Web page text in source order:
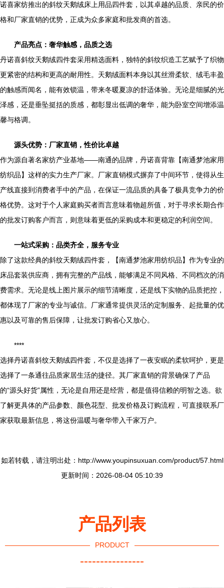
诺喜家纺推出的斜纹天鹅绒床上用品四件套，以其卓越的品质、亲民的价
格和厂家直销的优势，正成为众多家庭和批发商的首选。
产品亮点：奢华触感，品质之选
丹诺喜斜纹天鹅绒四件套采用精选面料，独特的斜纹织造工艺赋予了织物
更紧密的结构和更高的耐用性。天鹅绒面料本身以其丝滑柔软、绒毛丰盈
的触感而闻名，能有效锁温，带来冬暖夏凉的舒适体验。无论是细腻的光
泽感，还是垂坠挺括的质感，都彰显出低调的奢华，能为卧室空间增添温
馨与格调。
源头优势：厂家直销，性价比卓越
作为源自著名家纺产业基地——南通的品牌，丹诺喜背靠【南通梦池家用
纺织品】这样的实力生产厂家。厂家直销模式摒弃了中间环节，使得从生
产线直接到消费者手中的产品，在保证一流品质的具备了极具竞争力的价
格优势。这对于个人家庭购买者而言意味着物超所值，对于寻求长期合作
的批发订购客户而言，则意味着更低的采购成本和更稳定的利润空间。
一站式采购：品类齐全，服务专业
除了这款经典的斜纹天鹅绒四件套，【南通梦池家用纺织品】作为专业的
床品套装供应商，拥有完整的产品线，能够满足不同风格、不同档次的消
费需求。无论是线上图片展示的细节清晰度，还是线下实物的品质把控，
都体现了厂家的专业与诚信。厂家通常提供灵活的定制服务、起批量的优
惠以及可靠的售后保障，让批发订购省心又放心。
****
选择丹诺喜斜纹天鹅绒四件套，不仅是选择了一夜安眠的柔软呵护，更是
选择了一条通往品质家居生活的捷径。其厂家直销的背景确保了产品
的“源头好货”属性，无论是自用还是经营，都是值得信赖的明智之选。欲
了解更具体的产品参数、颜色花型、批发价格及订购流程，可直接联系厂
家获取最新信息，将这份温暖与奢华带入千家万户。
如若转载，请注明出处：http://www.youpinsuxuan.com/product/57.html
更新时间：2026-08-04 05:10:39
产品列表
PRODUCT
----------------